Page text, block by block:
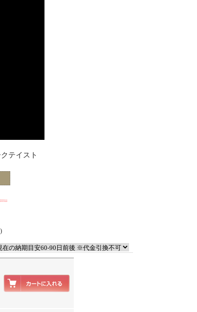
クテイスト